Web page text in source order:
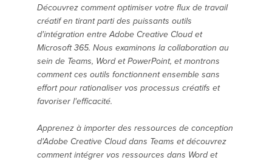
Découvrez comment optimiser votre flux de travail
créatif en tirant parti des puissants outils
d'intégration entre Adobe Creative Cloud et
Microsoft 365. Nous examinons la collaboration au
sein de Teams, Word et PowerPoint, et montrons
comment ces outils fonctionnent ensemble sans
effort pour rationaliser vos processus créatifs et
favoriser l'efficacité.
Apprenez à importer des ressources de conception
d'Adobe Creative Cloud dans Teams et découvrez
comment intégrer vos ressources dans Word et